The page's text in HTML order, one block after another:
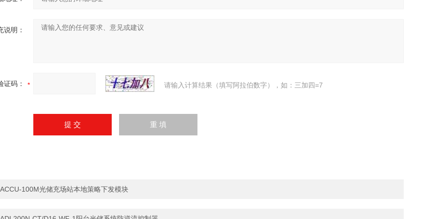
说明：
证码： 请输入计算结果（填写阿拉伯数字），如：三加四=7
ACCU-100M光储充场站本地策略下发模块